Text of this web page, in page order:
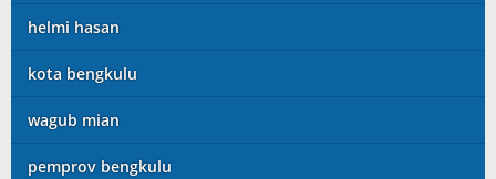
helmi hasan
kota bengkulu
wagub mian
pemprov bengkulu